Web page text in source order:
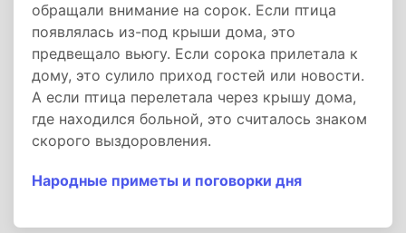
обращали внимание на сорок. Если птица
появлялась из-под крыши дома, это
предвещало вьюгу. Если сорока прилетала к
дому, это сулило приход гостей или новости.
А если птица перелетала через крышу дома,
где находился больной, это считалось знаком
скорого выздоровления.
Народные приметы и поговорки дня